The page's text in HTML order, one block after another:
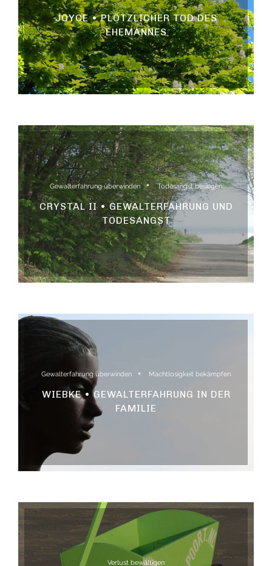
JOYCE • PLÖTZLICHER TOD DES
EHEMANNES
Gewalterfahrung überwinden Todesangst besiegen
CRYSTAL II • GEWALTERFAHRUNG UND
TODESANGST
Gewalterfahrung überwinden Machtlosigkeit bekämpfen
WIEBKE • GEWALTERFAHRUNG IN DER
FAMILIE
Verlust bewältigen